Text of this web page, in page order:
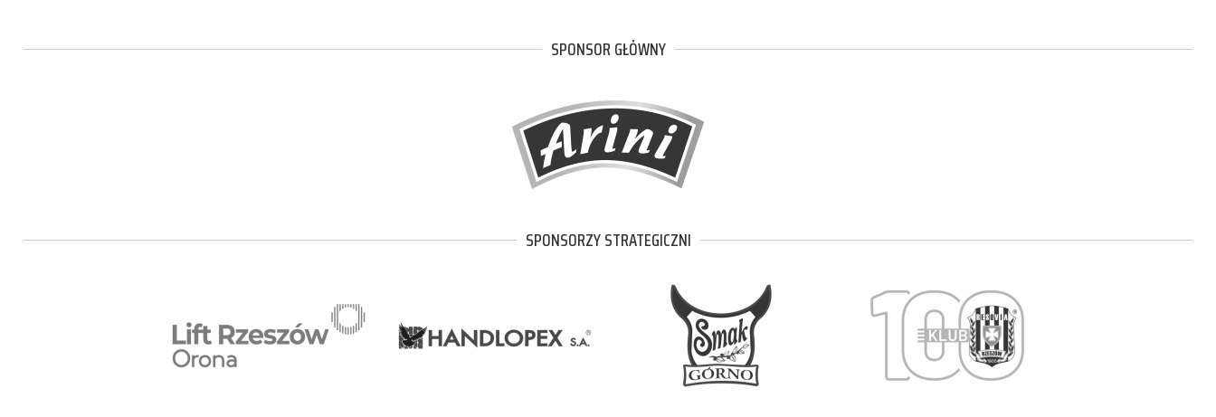
SPONSOR GŁÓWNY
SPONSORZY STRATEGICZNI